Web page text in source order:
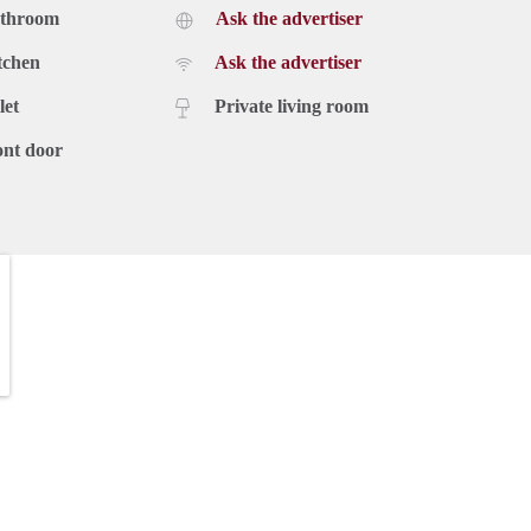
door
Ask the advertiser
Ask the advertiser
Private living room